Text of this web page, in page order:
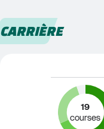
CARRIÈRE
19
courses